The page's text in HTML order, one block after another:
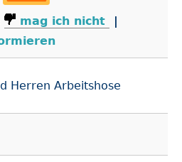
mag ich nicht
|
Herren Arbeitshose